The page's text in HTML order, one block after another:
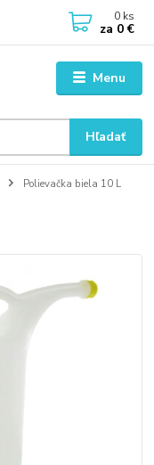
Menu
Hľadať
0 ks
za 0 €
Polievačka biela 10 L